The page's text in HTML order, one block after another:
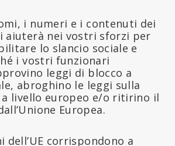
i numeri e i contenuti dei
aiuterà nei vostri sforzi per
lo slancio sociale e
i vostri funzionari
leggi di blocco a
abroghino le leggi sulla
a livello europeo e/o ritirino il
Europea.
dell’UE corrispondono a